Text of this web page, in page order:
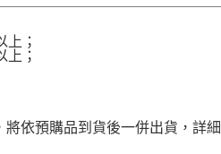
上；
上；
依預購品到貨後一併出貨，詳